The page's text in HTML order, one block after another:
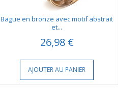
Bague en bronze avec motif abstrait
et...
26,98 €
AJOUTER AU PANIER